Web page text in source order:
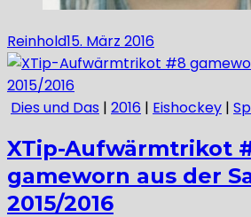
Reinhold15. März 2016
Dies und Das | 2016 | Eishockey |
XTip-Aufwärmtrikot
gameworn aus der
2015/2016